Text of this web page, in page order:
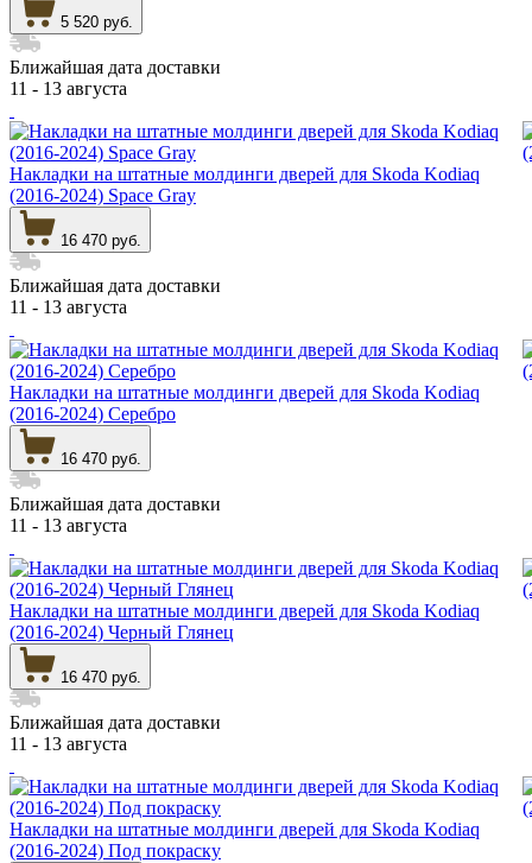
5 520 руб.
Ближайшая дата доставки
11 - 13 августа
Накладки на штатные молдинги дверей для Skoda Kodiaq
(2016-2024) Space Gray
16 470 руб.
Ближайшая дата доставки
11 - 13 августа
Накладки на штатные молдинги дверей для Skoda Kodiaq
(2016-2024) Серебро
16 470 руб.
Ближайшая дата доставки
11 - 13 августа
Накладки на штатные молдинги дверей для Skoda Kodiaq
(2016-2024) Черный Глянец
16 470 руб.
Ближайшая дата доставки
11 - 13 августа
Накладки на штатные молдинги дверей для Skoda Kodiaq
(2016-2024) Под покраску